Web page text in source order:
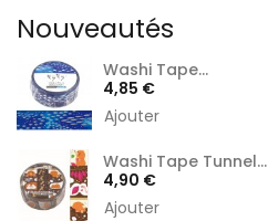
Nouveautés
Washi Tape...
Prix
4,85 €
Ajouter
Washi Tape Tunnel...
Prix
4,90 €
Ajouter